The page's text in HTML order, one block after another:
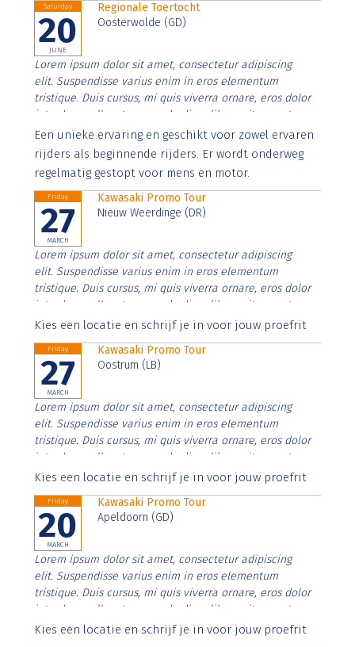
Saturday
20
JUNE
Regionale Toertocht
Oosterwolde (GD)
Lorem ipsum dolor sit amet, consectetur adipiscing
elit. Suspendisse varius enim in eros elementum
tristique. Duis cursus, mi quis viverra ornare, eros dolor
interdum nulla, ut commodo diam libero vitae erat.
Aenean faucibus nibh et justo cursus id rutrum lorem
imperdiet. Nunc ut sem vitae risus tristique posuere.
Een unieke ervaring en geschikt voor zowel ervaren
rijders als beginnende rijders. Er wordt onderweg
regelmatig gestopt voor mens en motor.
Friday
27
MARCH
Kawasaki Promo Tour
Nieuw Weerdinge (DR)
Lorem ipsum dolor sit amet, consectetur adipiscing
elit. Suspendisse varius enim in eros elementum
tristique. Duis cursus, mi quis viverra ornare, eros dolor
interdum nulla, ut commodo diam libero vitae erat.
Aenean faucibus nibh et justo cursus id rutrum lorem
Kies een locatie en schrijf je in voor jouw proefrit
Friday
27
MARCH
Kawasaki Promo Tour
Oostrum (LB)
Lorem ipsum dolor sit amet, consectetur adipiscing
elit. Suspendisse varius enim in eros elementum
tristique. Duis cursus, mi quis viverra ornare, eros dolor
interdum nulla, ut commodo diam libero vitae erat.
Aenean faucibus nibh et justo cursus id rutrum lorem
Kies een locatie en schrijf je in voor jouw proefrit
Friday
20
MARCH
Kawasaki Promo Tour
Apeldoorn (GD)
Lorem ipsum dolor sit amet, consectetur adipiscing
elit. Suspendisse varius enim in eros elementum
tristique. Duis cursus, mi quis viverra ornare, eros dolor
interdum nulla, ut commodo diam libero vitae erat.
Aenean faucibus nibh et justo cursus id rutrum lorem
Kies een locatie en schrijf je in voor jouw proefrit